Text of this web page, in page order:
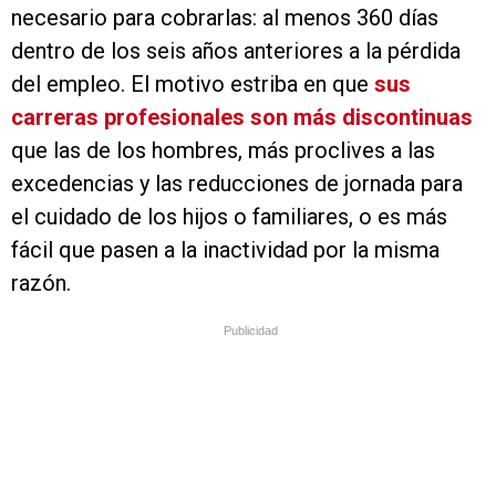
necesario para cobrarlas: al menos 360 días
dentro de los seis años anteriores a la pérdida
del empleo. El motivo estriba en que sus
carreras profesionales son más discontinuas
que las de los hombres, más proclives a las
excedencias y las reducciones de jornada para
el cuidado de los hijos o familiares, o es más
fácil que pasen a la inactividad por la misma
razón.
Publicidad